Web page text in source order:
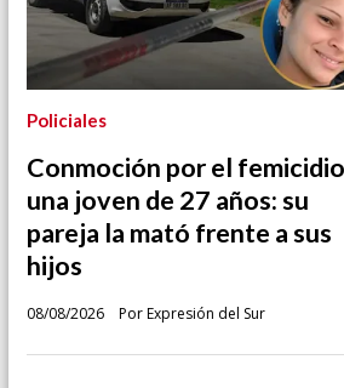
Conmoción por el
una joven de 27 años: su
pareja la mató frente a sus
hijos
Por Expresión del Sur
Policiales
08/08/2026